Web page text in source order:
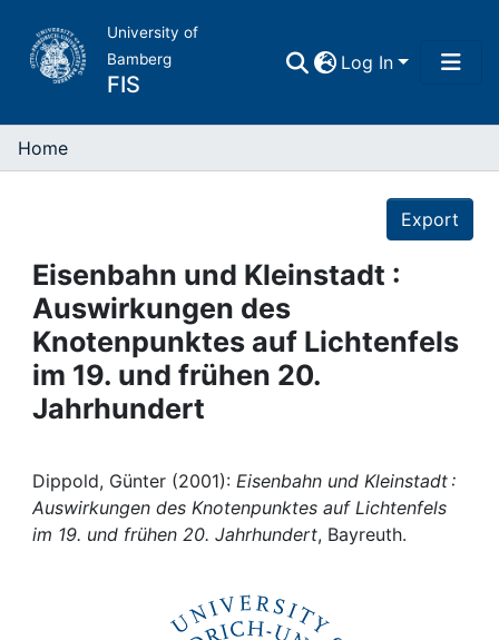
University of
Bamberg
FIS
Log In
Home
Research Data
Projects
People
Awards
Home
Export
Eisenbahn und Kleinstadt :
Auswirkungen des
Knotenpunktes auf Lichtenfels
im 19. und frühen 20.
Jahrhundert
Dippold, Günter (2001): Eisenbahn und Kleinstadt :
Auswirkungen des Knotenpunktes auf Lichtenfels
im 19. und frühen 20. Jahrhundert, Bayreuth.